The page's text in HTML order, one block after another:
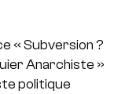
« Subversion ?
Anarchiste »
politique